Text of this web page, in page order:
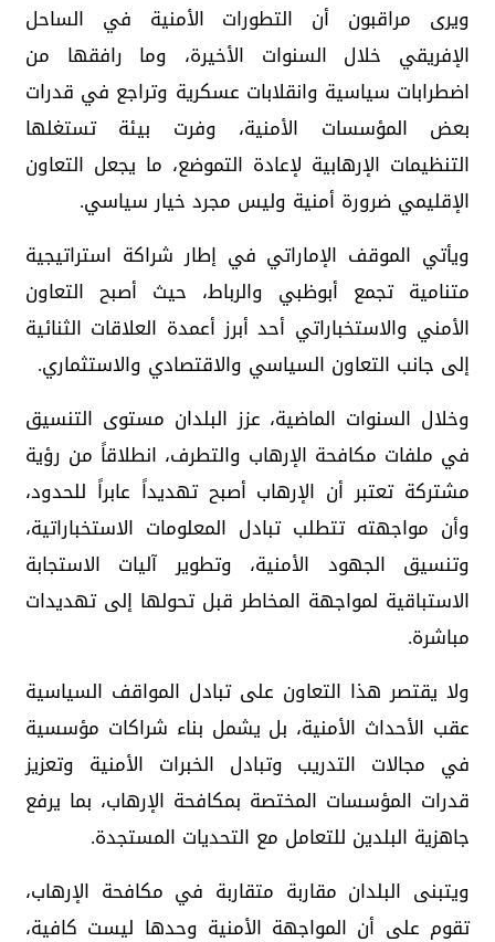
ويرى مراقبون أن التطورات الأمنية في الساحل
الإفريقي خلال السنوات الأخيرة، وما رافقها من
اضطرابات سياسية وانقلابات عسكرية وتراجع في قدرات
بعض المؤسسات الأمنية، وفرت بيئة تستغلها
التنظيمات الإرهابية لإعادة التموضع، ما يجعل التعاون
الإقليمي ضرورة أمنية وليس مجرد خيار سياسي.
ويأتي الموقف الإماراتي في إطار شراكة استراتيجية
متنامية تجمع أبوظبي والرباط، حيث أصبح التعاون
الأمني والاستخباراتي أحد أبرز أعمدة العلاقات الثنائية
إلى جانب التعاون السياسي والاقتصادي والاستثماري.
وخلال السنوات الماضية، عزز البلدان مستوى التنسيق
في ملفات مكافحة الإرهاب والتطرف، انطلاقاً من رؤية
مشتركة تعتبر أن الإرهاب أصبح تهديداً عابراً للحدود،
وأن مواجهته تتطلب تبادل المعلومات الاستخباراتية،
وتنسيق الجهود الأمنية، وتطوير آليات الاستجابة
الاستباقية لمواجهة المخاطر قبل تحولها إلى تهديدات
مباشرة.
ولا يقتصر هذا التعاون على تبادل المواقف السياسية
عقب الأحداث الأمنية، بل يشمل بناء شراكات مؤسسية
في مجالات التدريب وتبادل الخبرات الأمنية وتعزيز
قدرات المؤسسات المختصة بمكافحة الإرهاب، بما يرفع
جاهزية البلدين للتعامل مع التحديات المستجدة.
ويتبنى البلدان مقاربة متقاربة في مكافحة الإرهاب،
تقوم على أن المواجهة الأمنية وحدها ليست كافية،